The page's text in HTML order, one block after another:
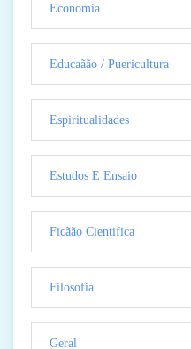
Economia
Educaãão / Puericultura
Espiritualidades
Estudos E Ensaio
Ficãão Cientifica
Filosofia
Geral